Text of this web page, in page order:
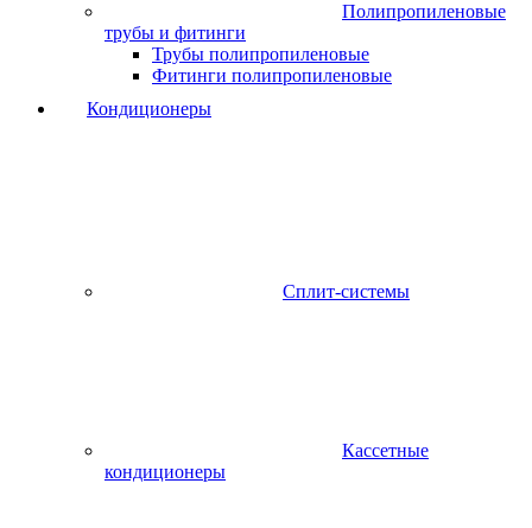
Полипропиленовые
трубы и фитинги
Трубы полипропиленовые
Фитинги полипропиленовые
Кондиционеры
Сплит-системы
Кассетные
кондиционеры